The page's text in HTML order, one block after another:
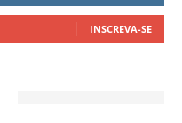
INSCREVA-SE